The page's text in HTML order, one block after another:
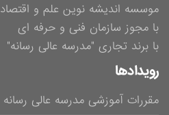
موسسه اندیشه نوین علم و اقتصاد
با مجوز سازمان فنی و حرفه ای
با برند تجاری "مدرسه عالی رسانه"
رویدادها
مقررات آموزشی مدرسه عالی رسانه